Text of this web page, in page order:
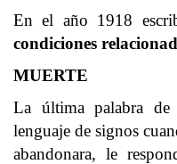
En el año 1918
condiciones
MUERTE
La última palabra
lenguaje de signos
abandonara, le